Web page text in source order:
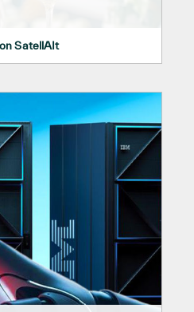
SatellAIt